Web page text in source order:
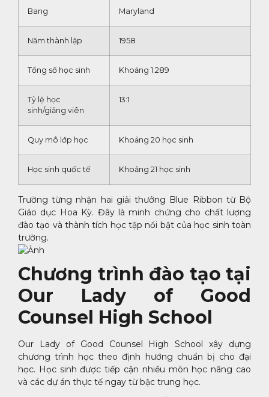
Bang Maryland
Năm thành lập 1958
Tổng số học sinh Khoảng 1.289
Tỷ lệ học
sinh/giảng viên
13:1
Quy mô lớp học Khoảng 20 học sinh
Học sinh quốc tế Khoảng 21 học sinh
Trường từng nhận hai giải thưởng Blue Ribbon từ Bộ
Giáo dục Hoa Kỳ. Đây là minh chứng cho chất lượng
đào tạo và thành tích học tập nổi bật của học sinh toàn
trường.
Chương trình đào tạo tại
Our Lady of Good
Counsel High School
Our Lady of Good Counsel High School xây dựng
chương trình học theo định hướng chuẩn bị cho đại
học. Học sinh được tiếp cận nhiều môn học nâng cao
và các dự án thực tế ngay từ bậc trung học.